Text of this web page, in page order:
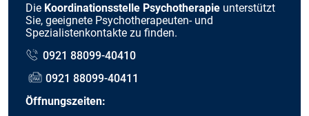
Die Koordinationsstelle Psychotherapie unterstützt
Sie, geeignete Psychotherapeuten- und
Spezialistenkontakte zu finden.
0921 88099-40410
0921 88099-40411
Öffnungszeiten: